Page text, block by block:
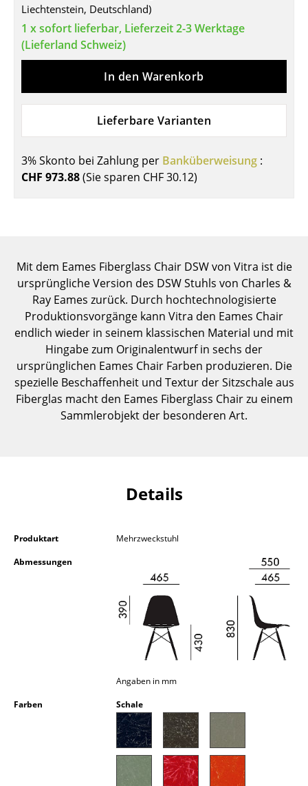
Sekretäre & PC-Tische
Konferenztische
Stehtische & Stehpulte
Kindertische
Einzelteile
Regale & Schränke
Bücherregale
Wandregale
Sideboards & Kommoden
TV Möbel
Beistell- & Rollcontainer
... alle Aufbewahrungsmöbel
Hängeleuchten & Deckenleuchten
Stehleuchten & Leseleuchten
Bodenleuchten
Liechtenstein, Deutschland)
1 x sofort lieferbar, Lieferzeit 2-3 Werktage
(Lieferland Schweiz)
In den Warenkorb
Lieferbare Varianten
3% Skonto bei Zahlung per Banküberweisung :
CHF 973.88(Sie sparen CHF 30.12)
Mit dem Eames Fiberglass Chair DSW von Vitra ist die
ursprüngliche Version des DSW Stuhls von Charles &
Ray Eames zurück. Durch hochtechnologisierte
Produktionsvorgänge kann Vitra den Eames Chair
endlich wieder in seinem klassischen Material und mit
Hingabe zum Originalentwurf in sechs der
ursprünglichen Eames Chair Farben produzieren. Die
spezielle Beschaffenheit und Textur der Sitzschale aus
Fiberglas macht den Eames Fiberglass Chair zu einem
Sammlerobjekt der besonderen Art.
Details
Produktart
Mehrzweckstuhl
Abmessungen
Angaben in mm
Farben Schale